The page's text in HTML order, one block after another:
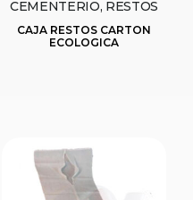
CEMENTERIO, RESTOS
CAJA RESTOS CARTON
ECOLOGICA